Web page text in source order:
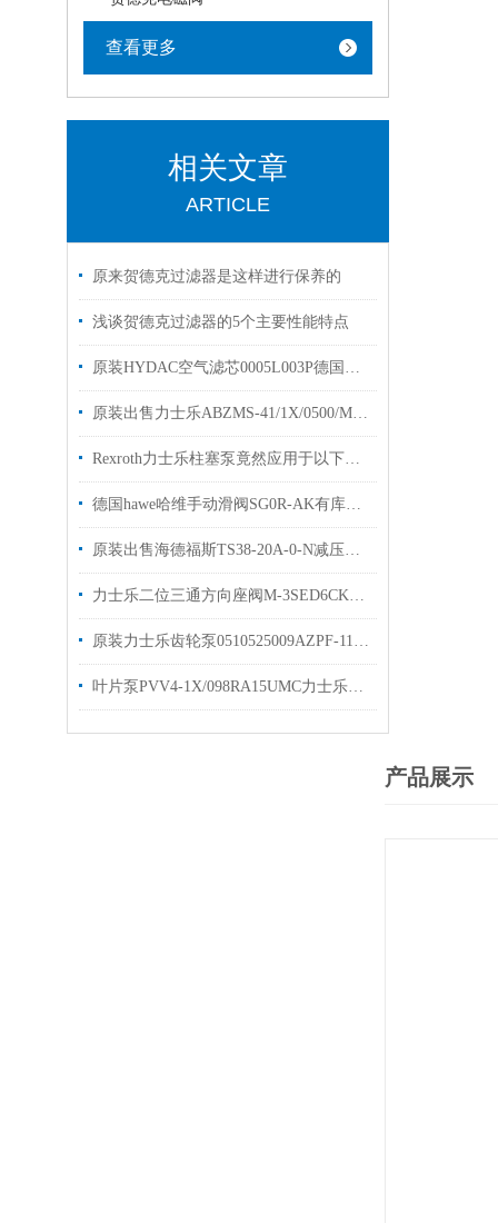
查看更多
相关文章
ARTICLE
原来贺德克过滤器是这样进行保养的
浅谈贺德克过滤器的5个主要性能特点
原装HYDAC空气滤芯0005L003P德国贺德克过滤器滤芯
原装出售力士乐ABZMS-41/1X/0500/M2液位开关
Rexroth力士乐柱塞泵竟然应用于以下几大领域
德国hawe哈维手动滑阀SG0R-AK有库存出售
原装出售海德福斯TS38-20A-0-N减压阀HYDRAFORCE
力士乐二位三通方向座阀M-3SED6CK1X/350CG24N9K4现货
原装力士乐齿轮泵0510525009AZPF-11-011现货库存
叶片泵PVV4-1X/098RA15UMC力士乐的工作原理
产品展示